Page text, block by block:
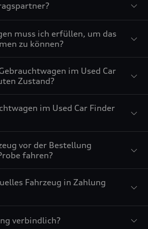
muss ich erfüllen, um das
zu können?
im Used Car
Zustand?
im Used Car Finder
vor der Bestellung
fahren?
Fahrzeug in Zahlung
verbindlich?